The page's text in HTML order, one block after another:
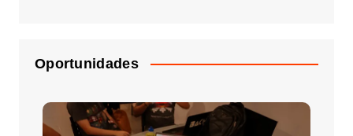
Oportunidades